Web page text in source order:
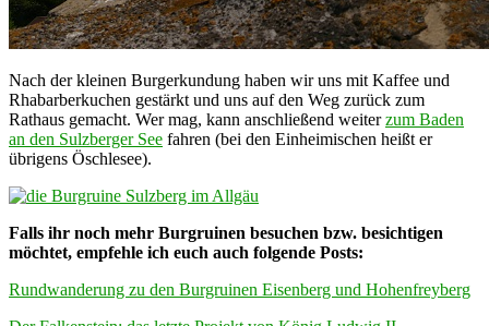
Nach der kleinen Burgerkundung haben wir uns mit Kaffee und
Rhabarberkuchen gestärkt und uns auf den Weg zurück zum
Rathaus gemacht. Wer mag, kann anschließend weiterzum Baden
an den Sulzberger See fahren (bei den Einheimischen heißt er
übrigens Öschlesee).
Falls ihr noch mehr Burgruinen besuchen bzw. besichtigen
möchtet, empfehle ich euch auch folgende Posts:
Rundwanderung zu den Burgruinen Eisenberg und Hohenfreyberg